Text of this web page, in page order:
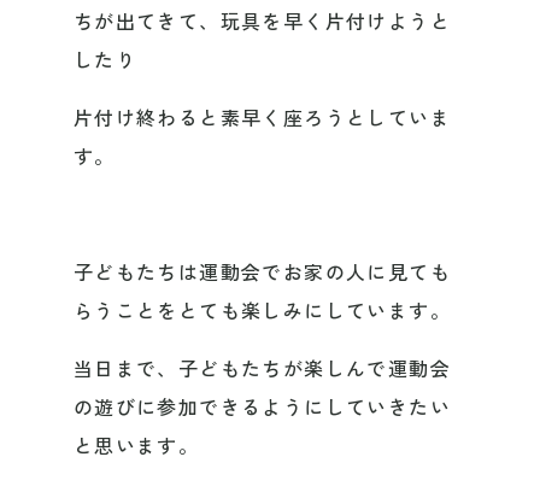
ちが出てきて、玩具を早く片付けようと
したり
片付け終わると素早く座ろうとしていま
す。
子どもたちは運動会でお家の人に見ても
らうことをとても楽しみにしています。
当日まで、子どもたちが楽しんで運動会
の遊びに参加できるようにしていきたい
と思います。